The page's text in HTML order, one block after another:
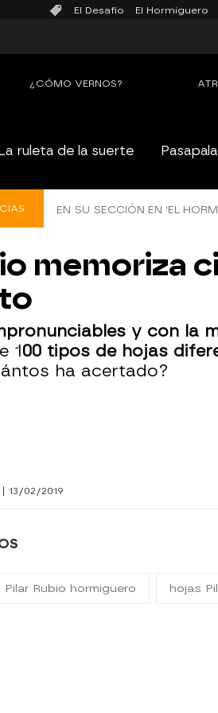
El Desafío El Hormiguero
¿CÓMO VERNOS?
ruleta de la suerte
EN SU SECCIÓN EN 'EL
memoriza
y con la
100 tipos de hojas
ha acertado?
| 13/02/2019
Pilar Rubio hormiguero hojas